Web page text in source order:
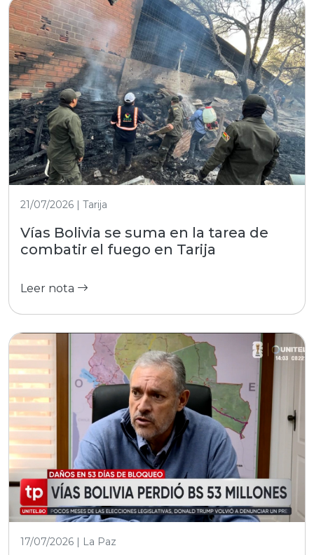
21/07/2026 | Tarija
Vías Bolivia se suma en la tarea de
combatir el fuego en Tarija
Leer nota
17/07/2026 | La Paz